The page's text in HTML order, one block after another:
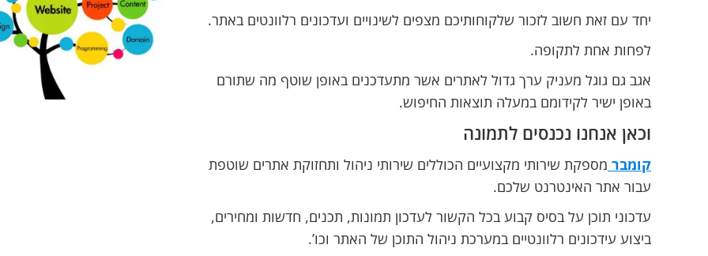
יחד עם זאת חשוב לזכור שלקוחותיכם מצפים לשינויים ועדכונים רלוונטים באתר.
לפחות אחת לתקופה.
אגב גם גוגל מעניק ערך גדול לאתרים אשר מתעדכנים באופן שוטף מה שתורם
באופן ישיר לקידומם במעלה תוצאות החיפוש.
וכאן אנחנו נכנסים לתמונה
קומבר מספקת שירותי מקצועיים הכוללים שירותי ניהול ותחזוקת אתרים שוטפת
עבור אתר האינטרנט שלכם.
עדכוני תוכן על בסיס קבוע בכל הקשור לעדכון תמונות, תכנים, חדשות ומחירים,
ביצוע עידכונים רלוונטיים במערכת ניהול התוכן של האתר וכו’.